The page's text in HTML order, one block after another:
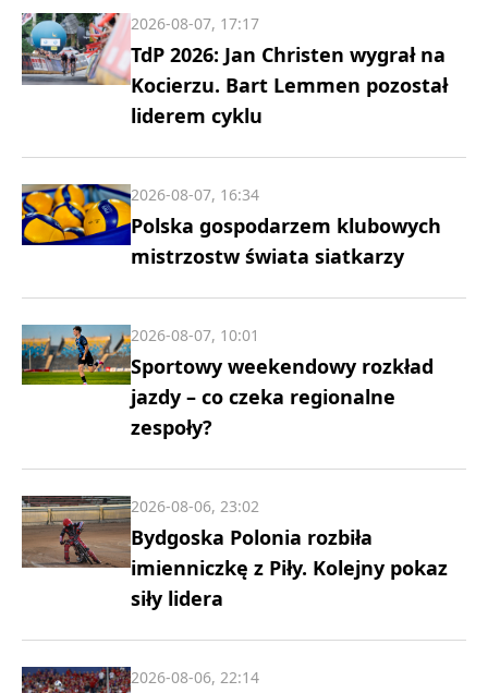
TdP 2026: Jan Christen wygrał na
Kocierzu. Bart Lemmen pozostał
liderem cyklu
2026-08-07, 17:17
Polska gospodarzem klubowych
mistrzostw świata siatkarzy
2026-08-07, 16:34
Sportowy weekendowy rozkład
jazdy – co czeka regionalne
zespoły?
2026-08-07, 10:01
Bydgoska Polonia rozbiła
imienniczkę z Piły. Kolejny pokaz
siły lidera
2026-08-06, 23:02
2026-08-06, 22:14